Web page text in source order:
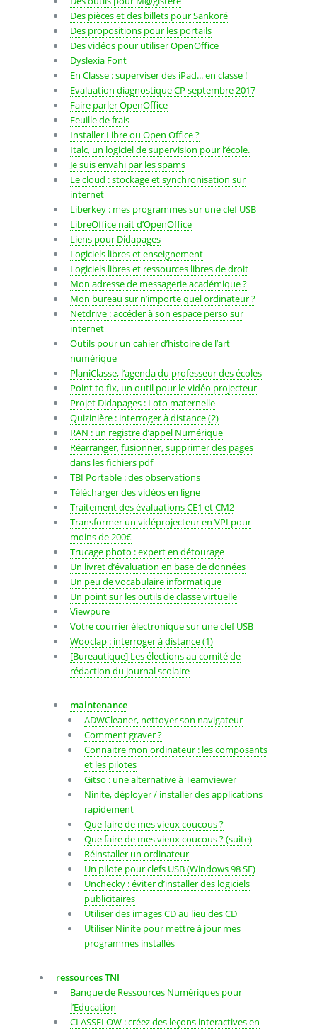
Des pièces et des billets pour Sankoré
Des propositions pour les portails
Des vidéos pour utiliser OpenOffice
Dyslexia Font
En Classe : superviser des iPad... en classe !
Evaluation diagnostique CP septembre 2017
Faire parler OpenOffice
Feuille de frais
Installer Libre ou Open Office ?
Italc, un logiciel de supervision pour l’école.
Je suis envahi par les spams
Le cloud : stockage et synchronisation sur
internet
Liberkey : mes programmes sur une clef USB
LibreOffice nait d’OpenOffice
Liens pour Didapages
Logiciels libres et enseignement
Logiciels libres et ressources libres de droit
Mon adresse de messagerie académique ?
Mon bureau sur n’importe quel ordinateur ?
Netdrive : accéder à son espace perso sur
internet
Outils pour un cahier d’histoire de l’art
numérique
PlaniClasse, l’agenda du professeur des écoles
Point to fix, un outil pour le vidéo projecteur
Projet Didapages : Loto maternelle
Quizinière : interroger à distance (2)
RAN : un registre d’appel Numérique
Réarranger, fusionner, supprimer des pages
dans les fichiers pdf
TBI Portable : des observations
Télécharger des vidéos en ligne
Traitement des évaluations CE1 et CM2
Transformer un vidéprojecteur en VPI pour
moins de 200€
Trucage photo : expert en détourage
Un livret d’évaluation en base de données
Un peu de vocabulaire informatique
Un point sur les outils de classe virtuelle
Viewpure
Votre courrier électronique sur une clef USB
Wooclap : interroger à distance (1)
[Bureautique] Les élections au comité de
rédaction du journal scolaire
maintenance
ADWCleaner, nettoyer son navigateur
Comment graver ?
Connaitre mon ordinateur : les composants
et les pilotes
Gitso : une alternative à Teamviewer
Ninite, déployer / installer des applications
rapidement
Que faire de mes vieux coucous ?
Que faire de mes vieux coucous ? (suite)
Réinstaller un ordinateur
Un pilote pour clefs USB (Windows 98 SE)
Unchecky : éviter d’installer des logiciels
publicitaires
Utiliser des images CD au lieu des CD
Utiliser Ninite pour mettre à jour mes
programmes installés
ressources TNI
Banque de Ressources Numériques pour
l’Education
CLASSFLOW : créez des leçons interactives en